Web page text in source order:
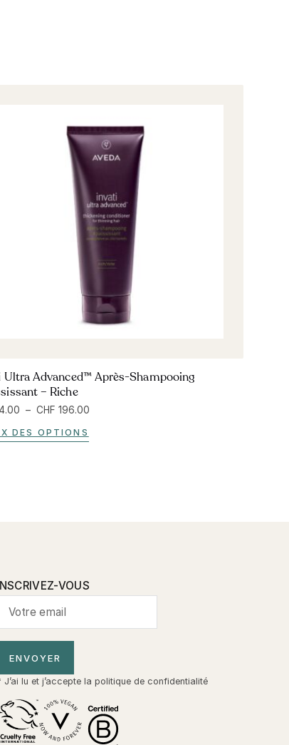
Ultra Advanced™ Après-Shampooing
– Riche
– CHF 196.00
DES OPTIONS
VOUS
ENVOYER
J’ai lu et j’accepte la politique de confidentialité